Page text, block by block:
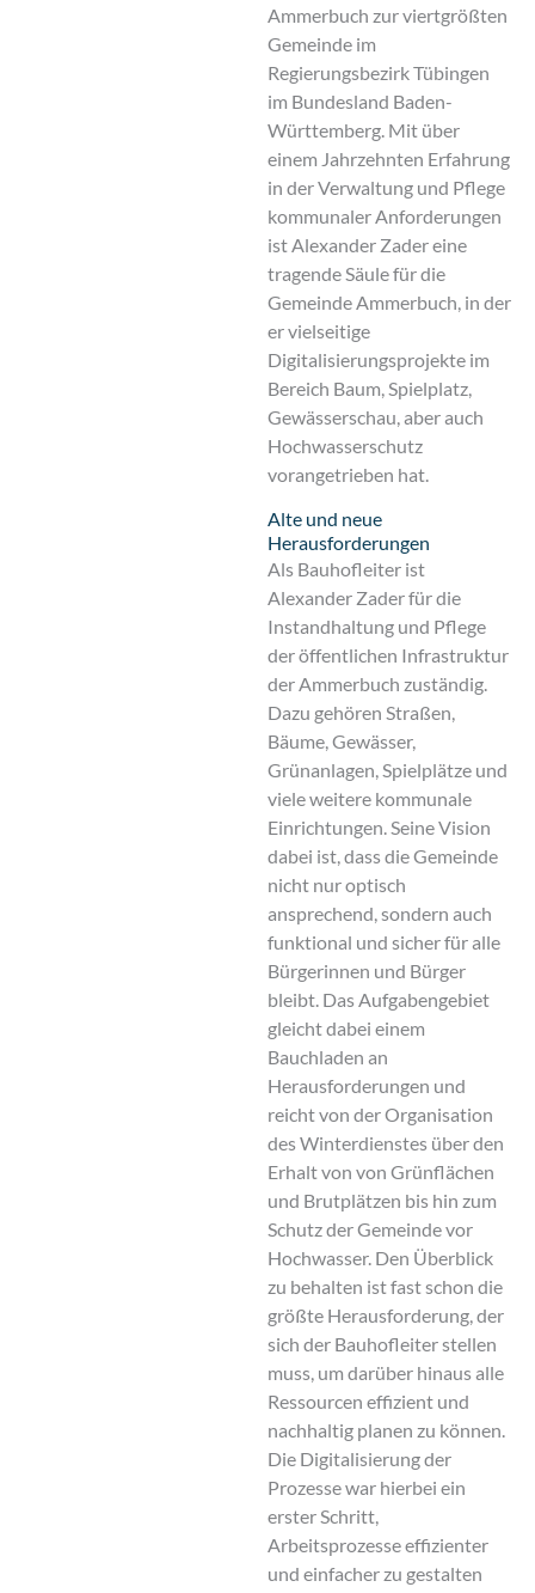
Ammerbuch zur viertgrößten
Gemeinde im
Regierungsbezirk Tübingen
im Bundesland Baden-
Württemberg. Mit über
einem Jahrzehnten Erfahrung
in der Verwaltung und Pflege
kommunaler Anforderungen
ist Alexander Zader eine
tragende Säule für die
Gemeinde Ammerbuch, in der
er vielseitige
Digitalisierungsprojekte im
Bereich Baum, Spielplatz,
Gewässerschau, aber auch
Hochwasserschutz
vorangetrieben hat.
Alte und neue
Herausforderungen
Als Bauhofleiter ist
Alexander Zader für die
Instandhaltung und Pflege
der öffentlichen Infrastruktur
der Ammerbuch zuständig.
Dazu gehören Straßen,
Bäume, Gewässer,
Grünanlagen, Spielplätze und
viele weitere kommunale
Einrichtungen. Seine Vision
dabei ist, dass die Gemeinde
nicht nur optisch
ansprechend, sondern auch
funktional und sicher für alle
Bürgerinnen und Bürger
bleibt. Das Aufgabengebiet
gleicht dabei einem
Bauchladen an
Herausforderungen und
reicht von der Organisation
des Winterdienstes über den
Erhalt von von Grünflächen
und Brutplätzen bis hin zum
Schutz der Gemeinde vor
Hochwasser. Den Überblick
zu behalten ist fast schon die
größte Herausforderung, der
sich der Bauhofleiter stellen
muss, um darüber hinaus alle
Ressourcen effizient und
nachhaltig planen zu können.
Die Digitalisierung der
Prozesse war hierbei ein
erster Schritt,
Arbeitsprozesse effizienter
und einfacher zu gestalten